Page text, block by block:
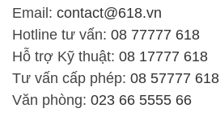
Email: contact@618.vn
Hotline tư vấn: 08 77777 618
Hỗ trợ Kỹ thuật: 08 17777 618
Tư vấn cấp phép: 08 57777 618
Văn phòng: 023 66 5555 66